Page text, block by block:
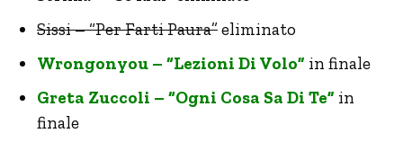
Sissi – “Per Farti Paura”eliminato
Wrongonyou – “Lezioni Di Volo” in finale
Greta Zuccoli – “Ogni Cosa Sa Di Te” in
finale